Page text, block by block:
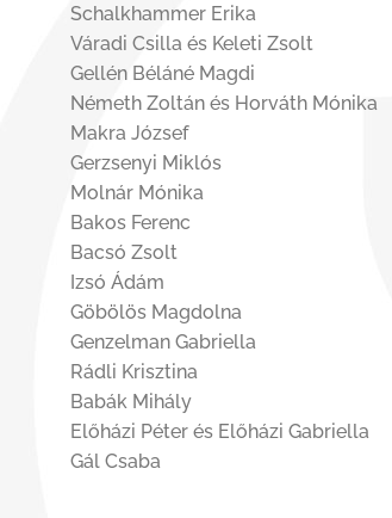
Schalkhammer Erika
Váradi Csilla és Keleti Zsolt
Gellén Béláné Magdi
Németh Zoltán és Horváth Mónika
Makra József
Gerzsenyi Miklós
Molnár Mónika
Bakos Ferenc
Bacsó Zsolt
Izsó Ádám
Göbölös Magdolna
Genzelman Gabriella
Rádli Krisztina
Babák Mihály
Előházi Péter és Előházi Gabriella
Gál Csaba